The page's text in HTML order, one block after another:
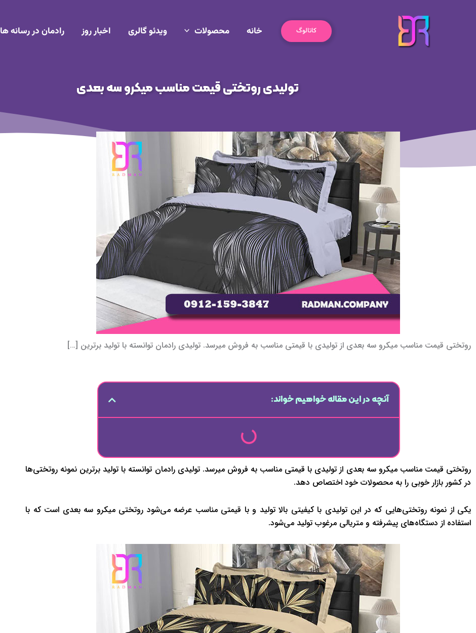
کاتالوگ خانه محصولات ویدئو گالری اخبار روز رادمان در رسانه ها
تولیدی روتختی قیمت مناسب میکرو سه بعدی
روتختی قیمت مناسب میکرو سه بعدی از تولیدی با قیمتی مناسب به فروش میرسد. تولیدی رادمان توانسته با تولید برترین […]
آنچه در این مقاله خواهیم خواند:
روتختی قیمت مناسب میکرو سه بعدی از تولیدی با قیمتی مناسب به فروش میرسد. تولیدی رادمان توانسته با تولید برترین نمونه روتختی‌ها
در کشور بازار خوبی را به محصولات خود اختصاص دهد.
یکی از نمونه روتختی‌هایی که در این تولیدی با کیفیتی بالا تولید و با قیمتی مناسب عرضه می‌شود روتختی میکرو سه بعدی است که با
استفاده از دستگاه‌های پیشرفته و متریالی مرغوب تولید می‌شود.